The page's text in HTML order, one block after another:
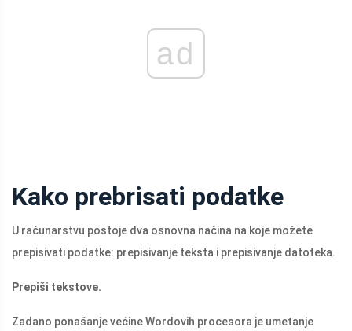
ad
Kako prebrisati podatke
U računarstvu postoje dva osnovna načina na koje možete
prepisivati ​​podatke: prepisivanje teksta i prepisivanje datoteka.
Prepiši tekstove.
Zadano ponašanje većine Wordovih procesora je umetanje